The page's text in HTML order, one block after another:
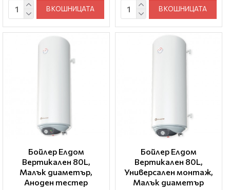
В КОШНИЦАТА В КОШНИЦАТА
Бойлер Елдом
Вертикален 80L,
Малък диаметър,
Аноден тестер
Бойлер Елдом
Вертикален 80L,
Универсален монтаж,
Малък диаметър